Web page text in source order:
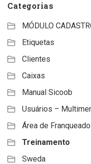
Categorias
MÓDULO
Etiquetas
Clientes
Caixas
Manual Sicoob
Usuários –
Área de
Treinamento
Sweda